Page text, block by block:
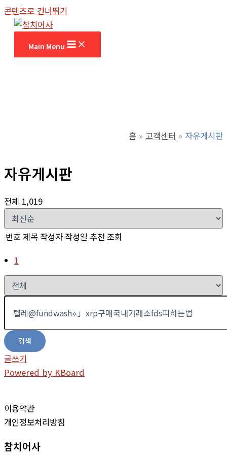
콘텐츠로 건너뛰기
Main Menu
홈 고객센터 자유게시판
자유게시판
전체 1,019
번호제목 작성자 작성일 추천 조회
1
검색
글쓰기
Powered by KBoard
이용약관
개인정보처리방침
참치어사